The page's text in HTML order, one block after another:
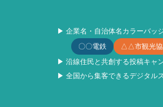
▶ 企業名・自治体名カラーバッ
〇〇電鉄
△△市観光
▶ 沿線住民と共創する投稿キャ
▶ 全国から集客できるデジタル